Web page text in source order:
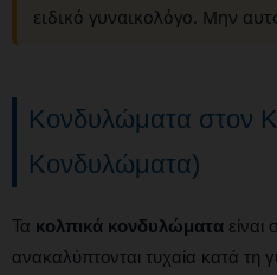
ειδικό γυναικολόγο. Μην
Κονδυλώματα στον
Κονδυλώματα)
Τα κολπικά κονδυλώματα
ανακαλύπτονται τυχαία κατά τη